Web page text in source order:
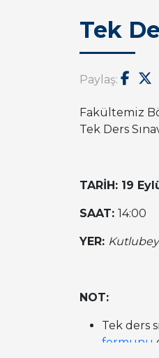
Tek
Paylaş:
Fakültemiz
Tek Ders
TARİH: 19
SAAT: 14:00
YER:
NOT:
Tek ders
formunu